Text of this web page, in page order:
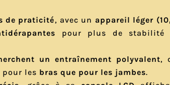
de praticité, avec un appareil léger
pour plus de stabilité
un entraînement polyvalent,
les bras que pour les jambes.